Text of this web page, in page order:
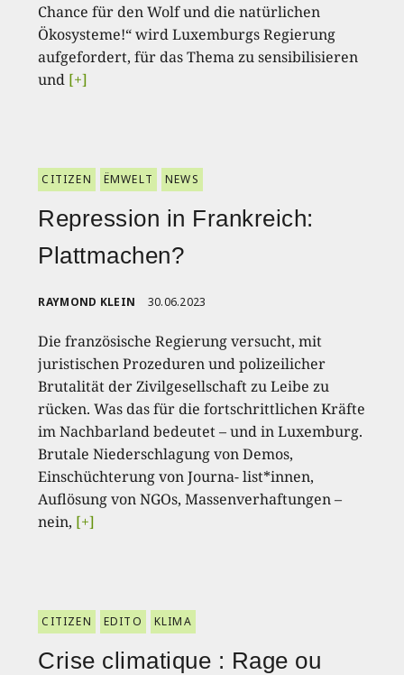
Chance für den Wolf und die natürlichen
Ökosysteme!“ wird Luxemburgs Regierung
aufgefordert, für das Thema zu sensibilisieren
und [+]
CITIZEN ËMWELT NEWS
Repression in Frankreich:
Plattmachen?
RAYMOND KLEIN 30.06.2023
Die französische Regierung versucht, mit
juristischen Prozeduren und polizeilicher
Brutalität der Zivilgesellschaft zu Leibe zu
rücken. Was das für die fortschrittlichen Kräfte
im Nachbarland bedeutet – und in Luxemburg.
Brutale Niederschlagung von Demos,
Einschüchterung von Journa- list*innen,
Auflösung von NGOs, Massenverhaftungen –
nein, [+]
CITIZEN EDITO KLIMA
Crise climatique : Rage ou